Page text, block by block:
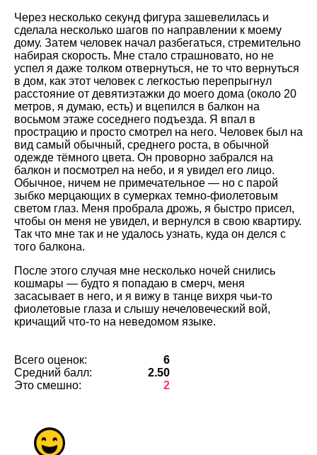
Через несколько секунд фигура зашевелилась и
сделала несколько шагов по направлении к моему
дому. Затем человек начал разбегаться, стремительно
набирая скорость. Мне стало страшновато, но не
успел я даже толком отвернуться, не то что вернуться
в дом, как этот человек с легкостью перепрыгнул
расстояние от девятиэтажки до моего дома (около 20
метров, я думаю, есть) и вцепился в балкон на
восьмом этаже соседнего подъезда. Я впал в
прострацию и просто смотрел на него. Человек был на
вид самый обычный, среднего роста, в обычной
одежде тёмного цвета. Он проворно забрался на
балкон и посмотрел на небо, и я увидел его лицо.
Обычное, ничем не примечательное — но с парой
зыбко мерцающих в сумерках темно-фиолетовым
светом глаз. Меня пробрала дрожь, я быстро присел,
чтобы он меня не увидел, и вернулся в свою квартиру.
Так что мне так и не удалось узнать, куда он делся с
того балкона.
После этого случая мне несколько ночей снились
кошмары — будто я попадаю в смерч, меня
засасывает в него, и я вижу в танце вихря чьи-то
фиолетовые глаза и слышу нечеловеческий вой,
кричащий что-то на неведомом языке.
Всего оценок:
6
Средний балл:
2.50
Это смешно:
2